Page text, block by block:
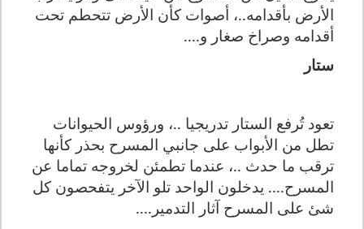
الأرض بأقدامه..، أصوات كأن الأرض تتحطم تحت
أقدامه وصراخ صغار و....
ستار
تعود تُرفع الستار تدريجيا ..، ورؤوس الحيوانات
تطل من الأبواب على جانبي المسرح بحذر كأنها
ترقب ما حدث ..، عندما تطمئن لخروجه تماما عن
المسرح.... يدخلون الواحد تلو الآخر يتفحصون كل
شئ على المسرح آثار التدمير....